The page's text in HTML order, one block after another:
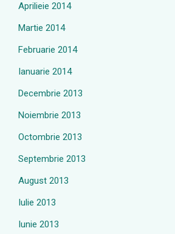
Aprilieie 2014
Martie 2014
Februarie 2014
Ianuarie 2014
Decembrie 2013
Noiembrie 2013
Octombrie 2013
Septembrie 2013
August 2013
Iulie 2013
Iunie 2013